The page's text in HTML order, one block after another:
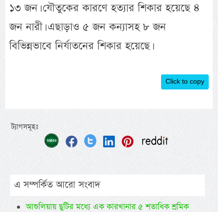
১৩ জন। যৌতুকের কারণে হত্যার শিকার হয়েছে ৪
জন নারী। এছাড়াও ৫ জন কন্যাসহ ৮ জন
বিভিন্নভাবে নির্যাতনের শিকার হয়েছে।
Click to copy
ট্যাগসমূহঃ
এ সম্পর্কিত আরো সংবাদ
আশুলিয়ায় ছুটির মধ্যে এক কারখানার ৫ শতাধিক শ্রমিক